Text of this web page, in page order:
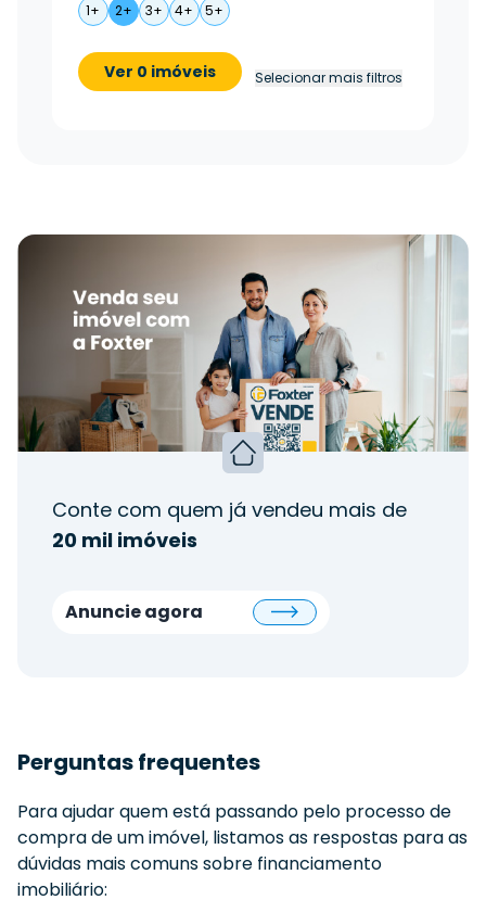
1+ 2+ 3+ 4+ 5+
Ver 0 imóveis Selecionar mais filtros
Conte com quem já vendeu mais de
20 mil imóveis
Anuncie agora
Perguntas frequentes
Para ajudar quem está passando pelo processo de
compra de um imóvel, listamos as respostas para as
dúvidas mais comuns sobre financiamento
imobiliário: